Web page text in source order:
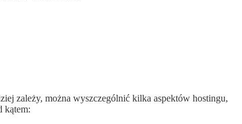
zależy, można wyszczególnić kilka aspektów hostingu,
kątem: